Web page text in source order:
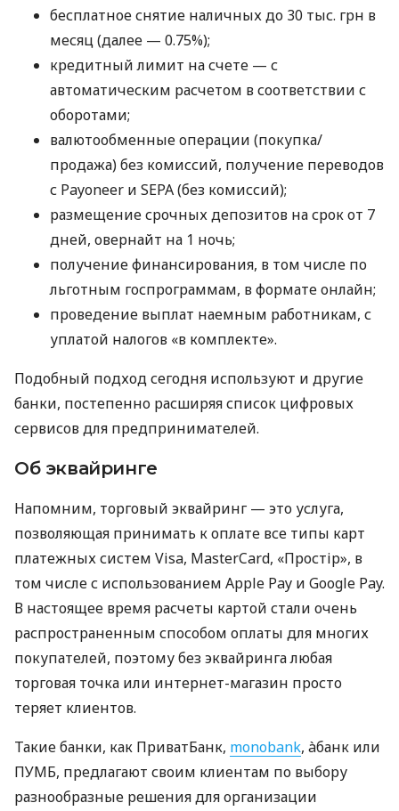
бесплатное снятие наличных до 30 тыс. грн в
месяц (далее — 0.75%);
кредитный лимит на счете — с
автоматическим расчетом в соответствии с
оборотами;
валютообменные операции (покупка/
продажа) без комиссий, получение переводов
с Payoneer и SEPA (без комиссий);
размещение срочных депозитов на срок от 7
дней, овернайт на 1 ночь;
получение финансирования, в том числе по
льготным госпрограммам, в формате онлайн;
проведение выплат наемным работникам, с
уплатой налогов «в комплекте».
Подобный подход сегодня используют и другие
банки, постепенно расширяя список цифровых
сервисов для предпринимателей.
Об эквайринге
Напомним, торговый эквайринг — это услуга,
позволяющая принимать к оплате все типы карт
платежных систем Visa, MasterCard, «Простір», в
том числе с использованием Apple Pay и Google Pay.
В настоящее время расчеты картой стали очень
распространенным способом оплаты для многих
покупателей, поэтому без эквайринга любая
торговая точка или интернет-магазин просто
теряет клиентов.
Такие банки, как ПриватБанк, monobank, àбанк или
ПУМБ, предлагают своим клиентам по выбору
разнообразные решения для организации